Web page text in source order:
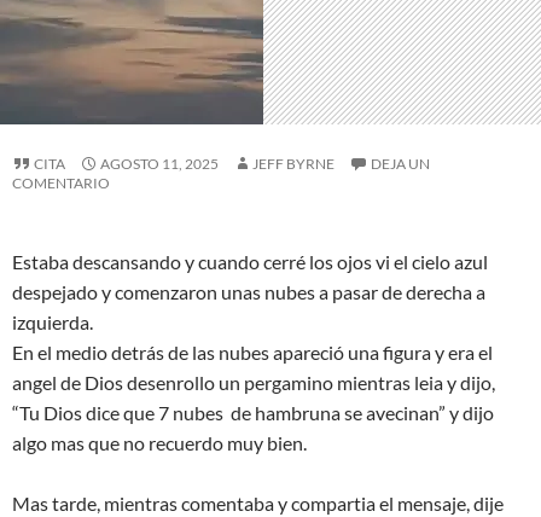
CITA AGOSTO 11, 2025 JEFF BYRNE
DEJA UN
COMENTARIO
Estaba descansando y cuando cerré los ojos vi el cielo azul
despejado y comenzaron unas nubes a pasar de derecha a
izquierda.
En el medio detrás de las nubes apareció una figura y era el
angel de Dios desenrollo un pergamino mientras leia y dijo,
“Tu Dios dice que 7 nubes de hambruna se avecinan” y dijo
algo mas que no recuerdo muy bien.
Mas tarde, mientras comentaba y compartia el mensaje, dije